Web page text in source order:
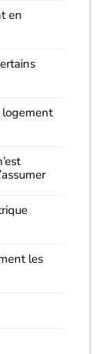
en
logement
les